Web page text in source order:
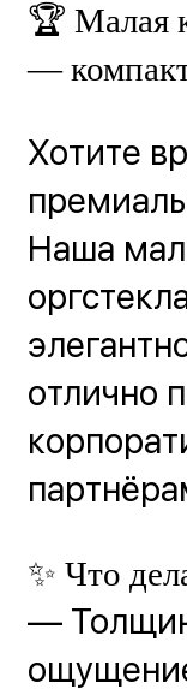
🏆 Малая
—
Хотите
Наша
отлично
✨ Что
—